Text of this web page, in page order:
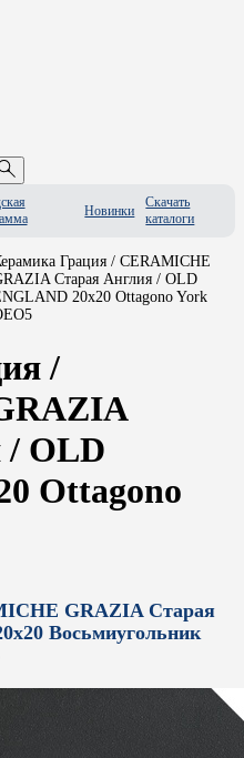
Новинки
Скачать
каталоги
Грация / CERAMICHE
Старая Англия / OLD
20x20 Ottagono York
/
/ OLD
Ottagono
GRAZIA Старая
Восьмиугольник